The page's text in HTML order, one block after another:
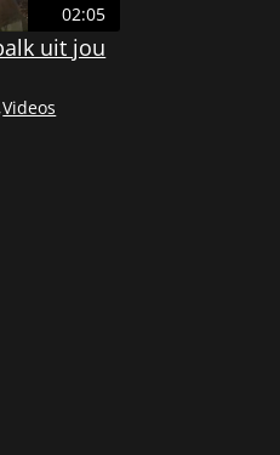
02:05
uit jou
,Videos